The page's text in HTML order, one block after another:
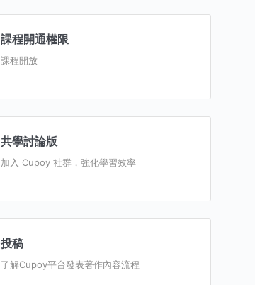
課程開通權限
課程開放
共學討論版
加入 Cupoy 社群，強化學習效率
投稿
了解Cupoy平台發表著作內容流程